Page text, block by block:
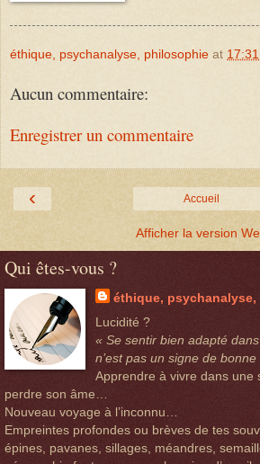
éthique, psychanalyse, philosophie at 17:31
Aucun commentaire:
Enregistrer un commentaire
‹ Accueil
Afficher la version
Qui êtes-vous ?
éthique,
Lucidité ?
« Se sentir bien adapté
n’est pas un signe de
Apprendre à vivre dans une
perdre son âme…
Nouveau voyage à l’inconnu…
Empreintes profondes ou brèves de tes
épines, pavanes, sillages, méandres,